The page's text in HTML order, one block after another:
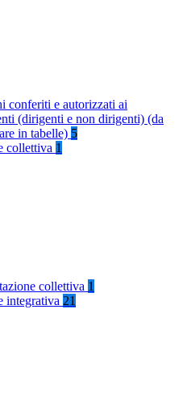
conferiti e autorizzati ai
(dirigenti e non dirigenti) (da
in tabelle) 5
collettiva 1
collettiva 1
integrativa 21